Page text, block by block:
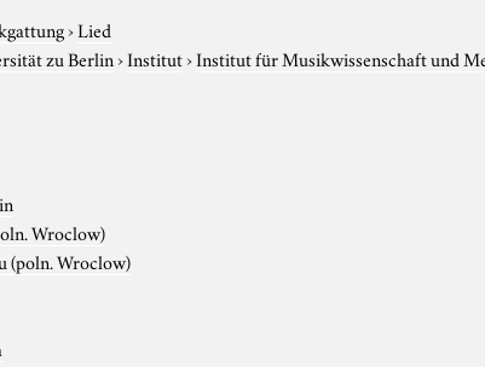
›Lied
zu Berlin›Institut›Institut für Musikwissenschaft und
Wroclow)
(poln. Wroclow)